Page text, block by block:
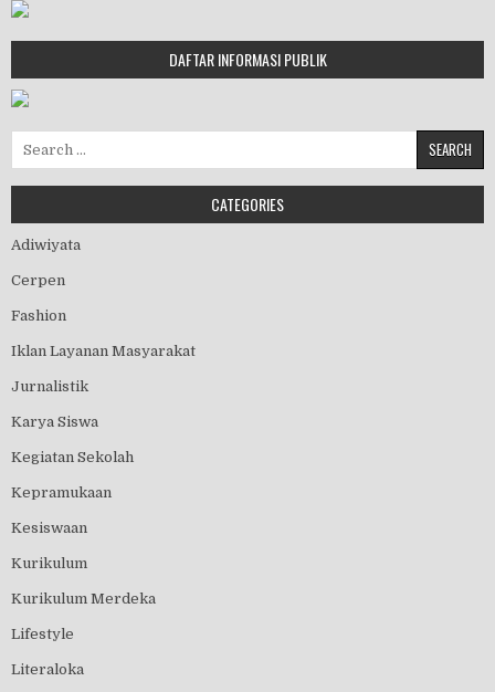
DAFTAR INFORMASI PUBLIK
CATEGORIES
Adiwiyata
Cerpen
Fashion
Iklan Layanan Masyarakat
Jurnalistik
Karya Siswa
Kegiatan Sekolah
Kepramukaan
Kesiswaan
Kurikulum
Kurikulum Merdeka
Lifestyle
Literaloka